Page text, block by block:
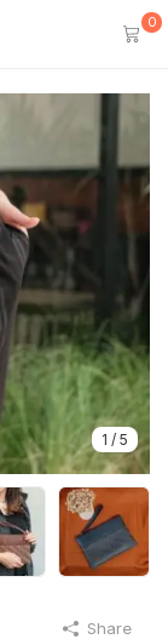
0
1 / 5
Share